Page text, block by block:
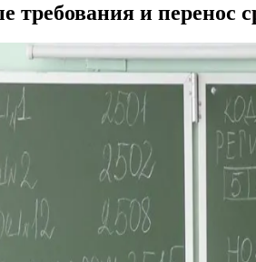
требования и перенос